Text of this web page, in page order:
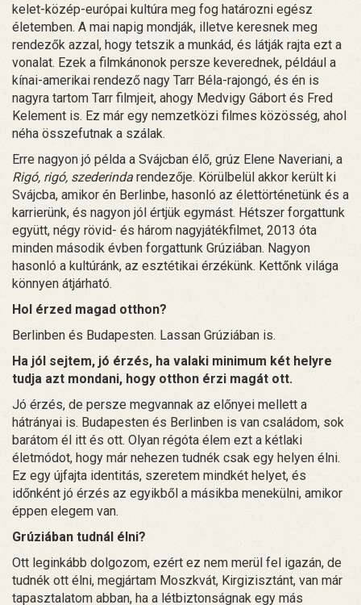
kelet-közép-európai kultúra meg fog határozni egész
életemben. A mai napig mondják, illetve keresnek meg
rendezők azzal, hogy tetszik a munkád, és látják rajta ezt a
vonalat. Ezek a filmkánonok persze keverednek, például a
kínai-amerikai rendező nagy Tarr Béla-rajongó, és én is
nagyra tartom Tarr filmjeit, ahogy Medvigy Gábort és Fred
Kelement is. Ez már egy nemzetközi filmes közösség, ahol
néha összefutnak a szálak.
Erre nagyon jó példa a Svájcban élő, grúz Elene Naveriani, a
Rigó, rigó, szederinda rendezője. Körülbelül akkor került ki
Svájcba, amikor én Berlinbe, hasonló az élettörténetünk és a
karrierünk, és nagyon jól értjük egymást. Hétszer forgattunk
együtt, négy rövid- és három nagyjátékfilmet, 2013 óta
minden második évben forgattunk Grúziában. Nagyon
hasonló a kultúránk, az esztétikai érzékünk. Kettőnk világa
könnyen átjárható.
Hol érzed magad otthon?
Berlinben és Budapesten. Lassan Grúziában is.
Ha jól sejtem, jó érzés, ha valaki minimum két helyre
tudja azt mondani, hogy otthon érzi magát ott.
Jó érzés, de persze megvannak az előnyei mellett a
hátrányai is. Budapesten és Berlinben is van családom, sok
barátom él itt és ott. Olyan régóta élem ezt a kétlaki
életmódot, hogy már nehezen tudnék csak egy helyen élni.
Ez egy újfajta identitás, szeretem mindkét helyet, és
időnként jó érzés az egyikből a másikba menekülni, amikor
éppen elegem van.
Grúziában tudnál élni?
Ott leginkább dolgozom, ezért ez nem merül fel igazán, de
tudnék ott élni, megjártam Moszkvát, Kirgizisztánt, van már
tapasztalatom abban, ha a létbiztonságnak egy más